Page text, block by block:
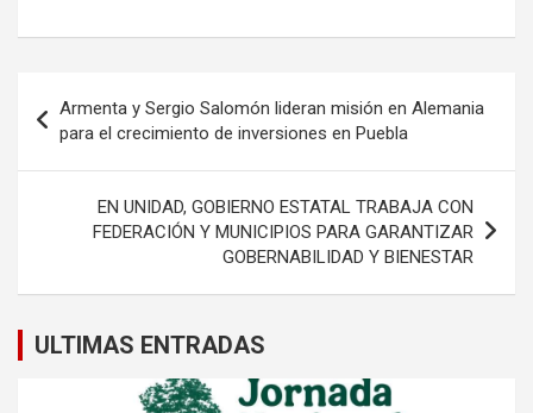
de
entradas
Armenta y Sergio Salomón lideran misión en Alemania
para el crecimiento de inversiones en Puebla
EN UNIDAD, GOBIERNO ESTATAL TRABAJA CON
FEDERACIÓN Y MUNICIPIOS PARA GARANTIZAR
GOBERNABILIDAD Y BIENESTAR
ULTIMAS ENTRADAS